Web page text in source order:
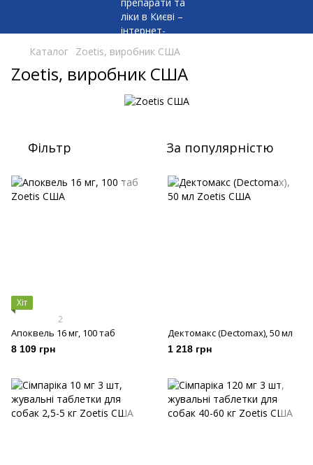
Каталог Zoetis, виробник США
Zoetis, виробник США
Фільтр За популярністю
Хіт
2
Апоквель 16 мг, 100 таб
8 109 грн
Дектомакс (Dectomax), 50 мл
1 218 грн